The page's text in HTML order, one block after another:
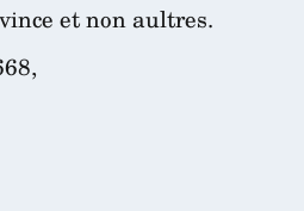
et non aultres.